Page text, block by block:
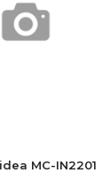
MC-IN2201